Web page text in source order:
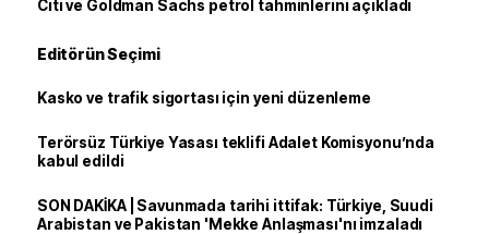
Citi ve Goldman Sachs petrol tahminlerini açıkladı
Editörün Seçimi
Kasko ve trafik sigortası için yeni düzenleme
Terörsüz Türkiye Yasası teklifi Adalet Komisyonu’nda
kabul edildi
SON DAKİKA | Savunmada tarihi ittifak: Türkiye, Suudi
Arabistan ve Pakistan 'Mekke Anlaşması'nı imzaladı